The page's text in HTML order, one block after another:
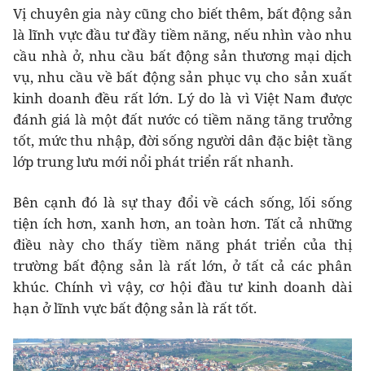
Vị chuyên gia này cũng cho biết thêm, bất động sản
là lĩnh vực đầu tư đầy tiềm năng, nếu nhìn vào nhu
cầu nhà ở, nhu cầu bất động sản thương mại dịch
vụ, nhu cầu về bất động sản phục vụ cho sản xuất
kinh doanh đều rất lớn. Lý do là vì Việt Nam được
đánh giá là một đất nước có tiềm năng tăng trưởng
tốt, mức thu nhập, đời sống người dân đặc biệt tầng
lớp trung lưu mới nổi phát triển rất nhanh.
Bên cạnh đó là sự thay đổi về cách sống, lối sống
tiện ích hơn, xanh hơn, an toàn hơn. Tất cả những
điều này cho thấy tiềm năng phát triển của thị
trường bất động sản là rất lớn, ở tất cả các phân
khúc. Chính vì vậy, cơ hội đầu tư kinh doanh dài
hạn ở lĩnh vực bất động sản là rất tốt.